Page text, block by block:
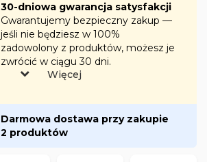
30-dniowa gwarancja satysfakcji
Gwarantujemy bezpieczny zakup —
jeśli nie będziesz w 100%
zadowolony z produktów, możesz je
zwrócić w ciągu 30 dni.
Więcej
Darmowa dostawa przy zakupie
2 produktów